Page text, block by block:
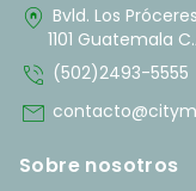
home_pin Bvld. Los
1101 Guatemala
phone_in_talk (502)2493-5555
mail
Sobre nosotros